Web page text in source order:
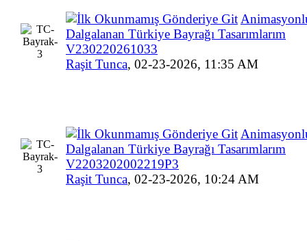
Dalgalanan Türkiye Bayrağı Tasarımlarım
V230220261033
Raşit Tunca, 02-23-2026, 11:35 AM
Dalgalanan Türkiye Bayrağı Tasarımlarım
V2203202002219P3
Raşit Tunca, 02-23-2026, 10:24 AM